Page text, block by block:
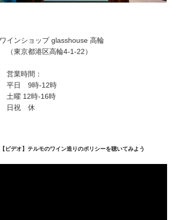
ワインショップ glasshouse 高輪
（東京都港区高輪4-1-22）
営業時間：
平日 9時-12時
土曜 12時-16時
日祝 休
【ビデオ】テルモのワイン造りのポリシーを聴いてみよう